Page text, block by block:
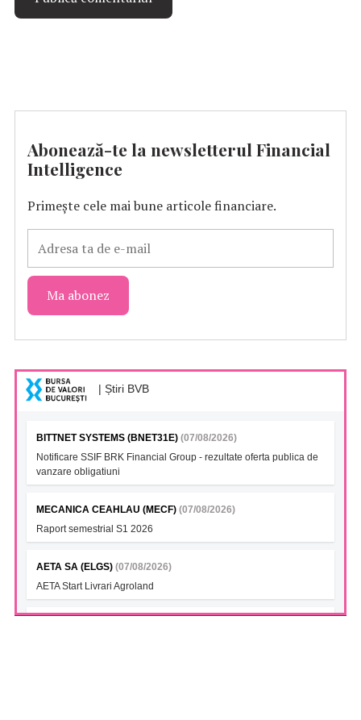
Abonează-te la newsletterul Financial
Intelligence
Primește cele mai bune articole financiare.
| Știri BVB
BITTNET SYSTEMS (BNET31E) (07/08/2026)
Notificare SSIF BRK Financial Group - rezultate oferta publica de
vanzare obligatiuni
MECANICA CEAHLAU (MECF) (07/08/2026)
Raport semestrial S1 2026
AETA SA (ELGS) (07/08/2026)
AETA Start Livrari Agroland